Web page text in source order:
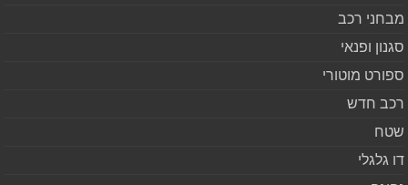
רכב
ופנאי
מוטורי
חדש
גלגלי